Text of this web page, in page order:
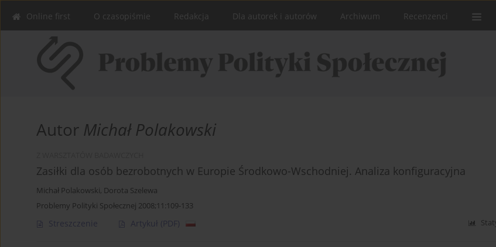
Online first O czasopiśmie Redakcja Dla autorek i autorów Archiwum Recenzenci
Autor Michał Polakowski
Zasiłki dla osób bezrobotnych w Europie Środkowo-Wschodniej. Analiza konfiguracyjna
Michał Polakowski, Dorota Szelewa
Problemy Polityki Społecznej 2008;11:109-133
Streszczenie Artykuł (PDF)